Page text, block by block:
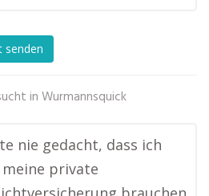
senden
in Wurmannsquick
nie gedacht, dass ich
private